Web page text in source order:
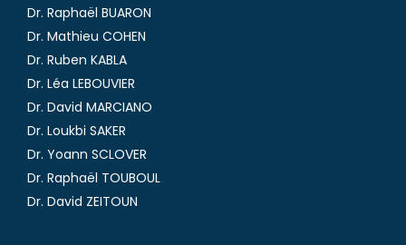
Dr. Raphaël BUARON
Dr. Mathieu COHEN
Dr. Ruben KABLA
Dr. Léa LEBOUVIER
Dr. David MARCIANO
Dr. Loukbi SAKER
Dr. Yoann SCLOVER
Dr. Raphaël TOUBOUL
Dr. David ZEITOUN